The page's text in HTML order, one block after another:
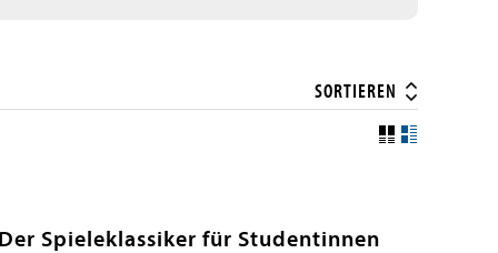
SORTIEREN
Spieleklassiker für Studentinnen